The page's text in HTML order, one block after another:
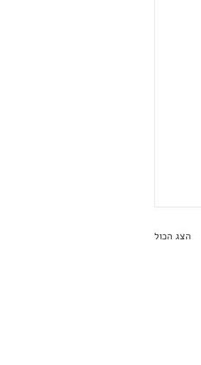
הצג הכול